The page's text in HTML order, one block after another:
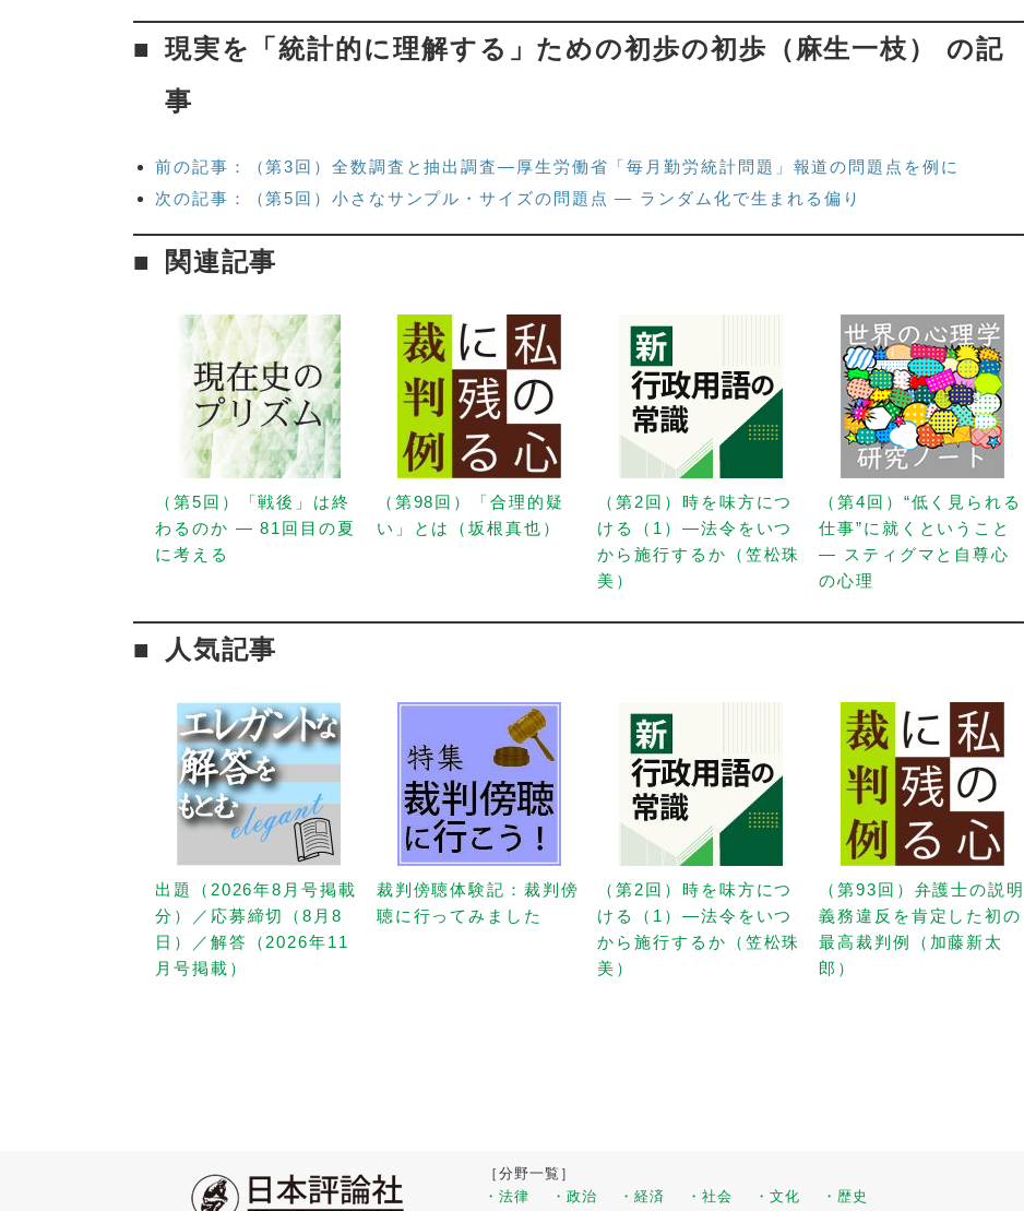
現実を「統計的に理解する」ための初歩の初歩（麻生一枝） の記
事
前の記事：（第3回）全数調査と抽出調査—厚生労働省「毎月勤労統計問題」報道の問題点を例に
次の記事：（第5回）小さなサンプル・サイズの問題点 — ランダム化で生まれる偏り
関連記事
（第5回）「戦後」は終
わるのか — 81回目の夏
に考える
（第98回）「合理的疑
い」とは（坂根真也）
（第2回）時を味方につ
ける（1）—法令をいつ
から施行するか（笠松珠
美）
（第4回）“低く見られる
仕事”に就くということ
— スティグマと自尊心
の心理
人気記事
出題（2026年8月号掲載
分）／応募締切（8月8
日）／解答（2026年11
月号掲載）
裁判傍聴体験記：裁判傍
聴に行ってみました
（第2回）時を味方につ
ける（1）—法令をいつ
から施行するか（笠松珠
美）
（第93回）弁護士の説明
義務違反を肯定した初の
最高裁判例（加藤新太
郎）
［分野一覧］
・法律
・政治 ・経済 ・社会 ・文化
・歴史